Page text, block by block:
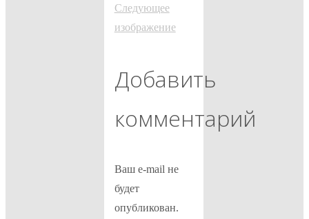
Следующее
изображение
Добавить
комментарий
Ваш e-mail не
будет
опубликован.